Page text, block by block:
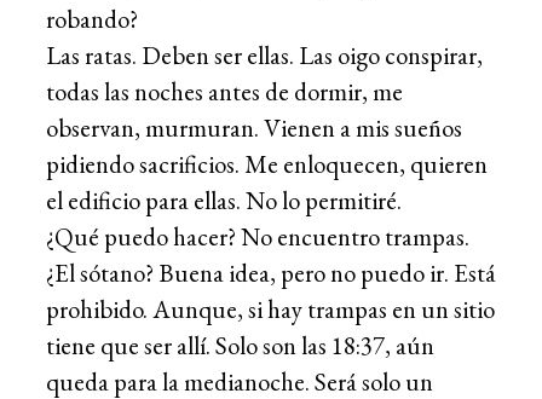
robando?
Las ratas. Deben ser ellas. Las oigo conspirar,
todas las noches antes de dormir, me
observan, murmuran. Vienen a mis sueños
pidiendo sacrificios. Me enloquecen, quieren
el edificio para ellas. No lo permitiré.
¿Qué puedo hacer? No encuentro trampas.
¿El sótano? Buena idea, pero no puedo ir. Está
prohibido. Aunque, si hay trampas en un sitio
tiene que ser allí. Solo son las 18:37, aún
queda para la medianoche. Será solo un